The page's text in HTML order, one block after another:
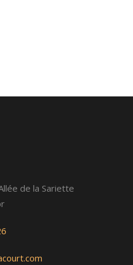
de la Sariette